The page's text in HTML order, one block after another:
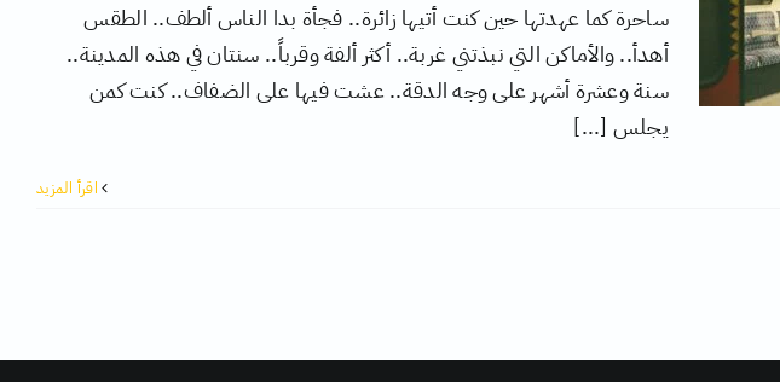
ساحرة كما عهدتها حين كنت أتيها زائرة.. فجأة بدا الناس ألطف.. الطقس
أهدأ.. والأماكن التي نبذتني غربة.. أكثر ألفة وقرباً.. سنتان في هذه المدينة..
سنة وعشرة أشهر على وجه الدقة.. عشت فيها على الضفاف.. كنت كمن
يجلس [...]
‫اقرأ المزيد